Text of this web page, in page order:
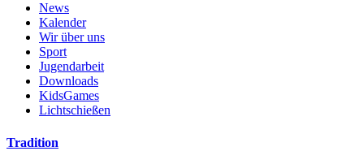
News
Kalender
Wir über uns
Sport
Jugendarbeit
Downloads
KidsGames
Lichtschießen
Tradition